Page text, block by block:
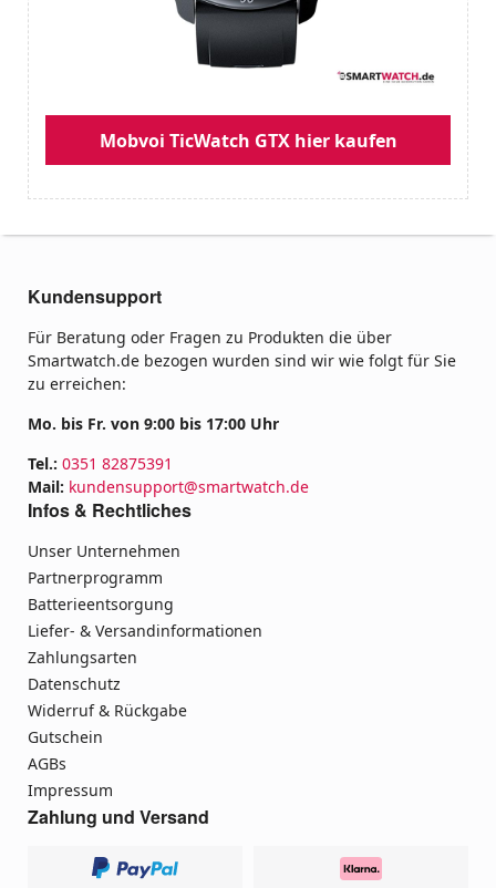
Mobvoi TicWatch GTX hier kaufen
Kundensupport
Für Beratung oder Fragen zu Produkten die über
Smartwatch.de bezogen wurden sind wir wie folgt für Sie
zu erreichen:
Mo. bis Fr. von 9:00 bis 17:00 Uhr
Tel.: 0351 82875391
Mail: kundensupport@smartwatch.de
Infos & Rechtliches
Unser Unternehmen
Partnerprogramm
Batterieentsorgung
Liefer- & Versandinformationen
Zahlungsarten
Datenschutz
Widerruf & Rückgabe
Gutschein
AGBs
Impressum
Zahlung und Versand